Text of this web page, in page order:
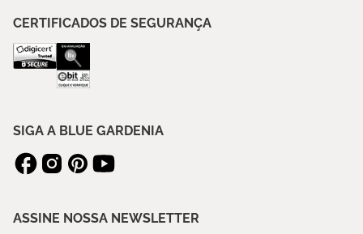
CERTIFICADOS DE SEGURANÇA
SIGA A BLUE GARDENIA
ASSINE NOSSA NEWSLETTER